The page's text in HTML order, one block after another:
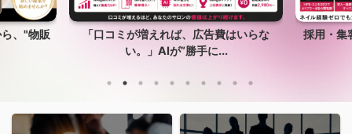
、"物販
「口コミが増えれば、広告費はいらな
い。」AIが”勝手に...
採用・集